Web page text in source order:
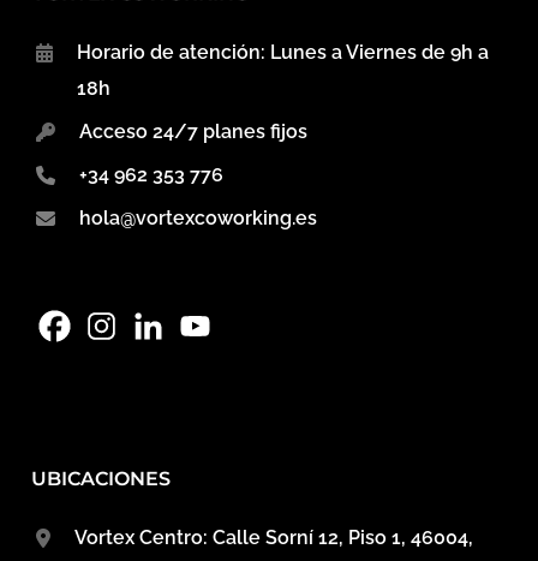
Horario de atención: Lunes a Viernes de 9h a
18h
Acceso 24/7 planes fijos
+34 962 353 776
hola@vortexcoworking.es
UBICACIONES
Vortex Centro: Calle Sorní 12, Piso 1, 46004,